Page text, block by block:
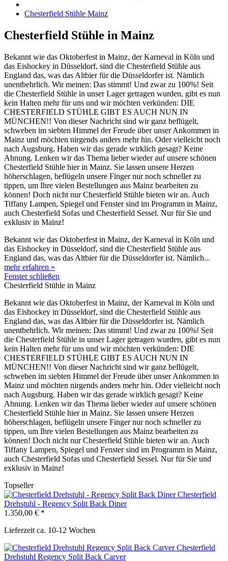
Chesterfield Stühle Mainz
Chesterfield Stühle in Mainz
Bekannt wie das Oktoberfest in Mainz, der Karneval in Köln und
das Eishockey in Düsseldorf, sind die Chesterfield Stühle aus
England das, was das Altbier für die Düsseldorfer ist. Nämlich
unentbehrlich. Wir meinen: Das stimmt! Und zwar zu 100%! Seit
die Chesterfield Stühle in unser Lager getragen wurden, gibt es nun
kein Halten mehr für uns und wir möchten verkünden: DIE
CHESTERFIELD STÜHLE GIBT ES AUCH NUN IN
MÜNCHEN!! Von dieser Nachricht sind wir ganz beflügelt,
schweben im siebten Himmel der Freude über unser Ankommen in
Mainz und möchten nirgends anders mehr hin. Oder vielleicht noch
nach Augsburg. Haben wir das gerade wirklich gesagt? Keine
Ahnung. Lenken wir das Thema lieber wieder auf unsere schönen
Chesterfield Stühle hier in Mainz. Sie lassen unsere Herzen
höherschlagen, beflügeln unsere Finger nur noch schneller zu
tippen, um Ihre vielen Bestellungen aus Mainz bearbeiten zu
können! Doch nicht nur Chesterfield Stühle bieten wir an. Auch
Tiffany Lampen, Spiegel und Fenster sind im Programm in Mainz,
auch Chesterfield Sofas und Chesterfield Sessel. Nur für Sie und
exklusiv in Mainz!
Bekannt wie das Oktoberfest in Mainz, der Karneval in Köln und
das Eishockey in Düsseldorf, sind die Chesterfield Stühle aus
England das, was das Altbier für die Düsseldorfer ist. Nämlich...
mehr erfahren »
Fenster schließen
Chesterfield Stühle in Mainz
Bekannt wie das Oktoberfest in Mainz, der Karneval in Köln und
das Eishockey in Düsseldorf, sind die Chesterfield Stühle aus
England das, was das Altbier für die Düsseldorfer ist. Nämlich
unentbehrlich. Wir meinen: Das stimmt! Und zwar zu 100%! Seit
die Chesterfield Stühle in unser Lager getragen wurden, gibt es nun
kein Halten mehr für uns und wir möchten verkünden: DIE
CHESTERFIELD STÜHLE GIBT ES AUCH NUN IN
MÜNCHEN!! Von dieser Nachricht sind wir ganz beflügelt,
schweben im siebten Himmel der Freude über unser Ankommen in
Mainz und möchten nirgends anders mehr hin. Oder vielleicht noch
nach Augsburg. Haben wir das gerade wirklich gesagt? Keine
Ahnung. Lenken wir das Thema lieber wieder auf unsere schönen
Chesterfield Stühle hier in Mainz. Sie lassen unsere Herzen
höherschlagen, beflügeln unsere Finger nur noch schneller zu
tippen, um Ihre vielen Bestellungen aus Mainz bearbeiten zu
können! Doch nicht nur Chesterfield Stühle bieten wir an. Auch
Tiffany Lampen, Spiegel und Fenster sind im Programm in Mainz,
auch Chesterfield Sofas und Chesterfield Sessel. Nur für Sie und
exklusiv in Mainz!
Topseller
Chesterfield
Drehstuhl - Regency Split Back Diner
1.350,00 € *
Lieferzeit ca. 10-12 Wochen
Chesterfield
Drehstuhl Regency Split Back Carver